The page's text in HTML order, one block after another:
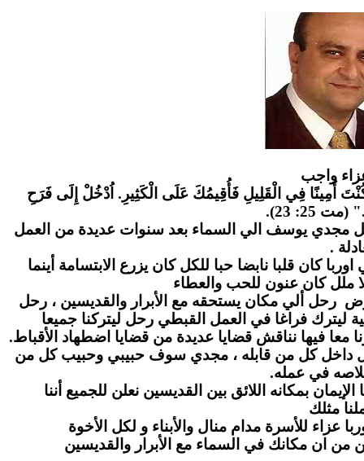
واجب
أَمِينًا فِي الْقَلِيلِ فَأُقِيمُكَ عَلَى الْكَثِيرِ. اُدْخُلْ إِلَى فَرَحِ
25: 23).
مجدي يوسف الي السماء بعد سنوات عديدة من العمل
.
كان قلبا نابضا حبا للكل كان يزرع الابتسامة أينما
ملل كان عنون للحب والعطاء
رحل ألي مكان يستحقه مع الأبرار والقديسين ، رحل
ليترك فراغا في العمل القبطي رحل ليتركنا جميعا
فيها نناقش قضايا عديدة من قضايا اضطهاد الأقباط.
داخل كل من قابله ، مجدي سوف حبيبي وحبيب كل من
في عمله.
بمكانه اللائق بين القديسين نعلن للجميع أننا
مثلك
عزاء للأسرة مدام منال والأبناء و لكل الأخوة
من ان مكانك في السماء مع الأبرار والقديسين